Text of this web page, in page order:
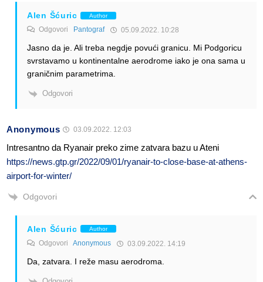
Alen Šćuric Author
Odgovori Pantograf 05.09.2022. 10:28
Jasno da je. Ali treba negdje povući granicu. Mi Podgoricu
svrstavamo u kontinentalne aerodrome iako je ona sama u
graničnim parametrima.
Odgovori
Anonymous 03.09.2022. 12:03
Intresantno da Ryanair preko zime zatvara bazu u Ateni
https://news.gtp.gr/2022/09/01/ryanair-to-close-base-at-athens-
airport-for-winter/
Odgovori
Alen Šćuric Author
Odgovori Anonymous 03.09.2022. 14:19
Da, zatvara. I reže masu aerodroma.